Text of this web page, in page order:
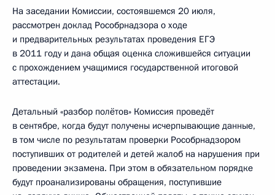
На заседании Комиссии, состоявшемся 20 июля,
рассмотрен доклад Рособрнадзора о ходе
и предварительных результатах проведения ЕГЭ
в 2011 году и дана общая оценка сложившейся ситуации
с прохождением учащимися государственной итоговой
аттестации.
Детальный «разбор полётов» Комиссия проведёт
в сентябре, когда будут получены исчерпывающие данные,
в том числе по результатам проверки Рособрнадзором
поступивших от родителей и детей жалоб на нарушения при
проведении экзамена. При этом в обязательном порядке
будут проанализированы обращения, поступившие